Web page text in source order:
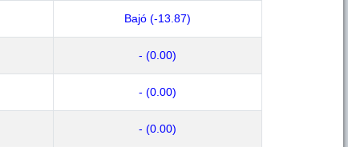
Bajó (-13.87)
- (0.00)
- (0.00)
- (0.00)